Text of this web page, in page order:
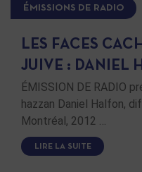
ÉMISSIONS DE RADIO
LES FACES
JUIVE : DANIEL
ÉMISSION DE RADIO
hazzan Daniel Halfon,
Montréal, 2012 …
LIRE LA SUITE